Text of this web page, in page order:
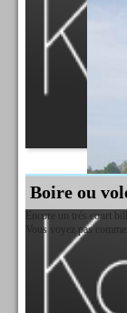
Boire ou
Encore un trés court
Vous voyez pas